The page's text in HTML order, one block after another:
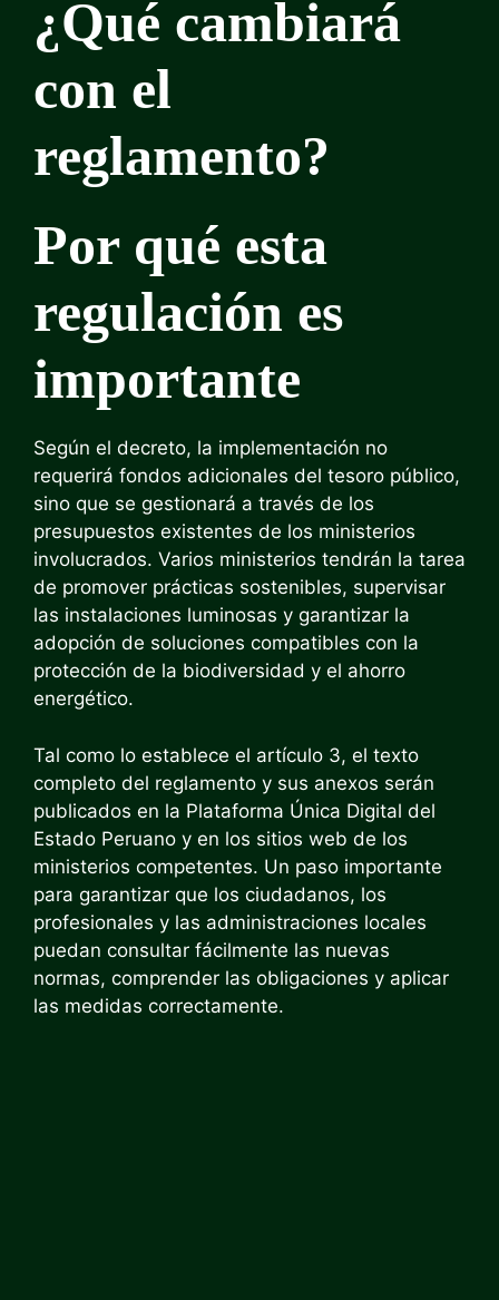
¿Qué cambiará
con el
reglamento?
Por qué esta
regulación es
importante
Según el decreto, la implementación no
requerirá fondos adicionales del tesoro público,
sino que se gestionará a través de los
presupuestos existentes de los ministerios
involucrados. Varios ministerios tendrán la tarea
de promover prácticas sostenibles, supervisar
las instalaciones luminosas y garantizar la
adopción de soluciones compatibles con la
protección de la biodiversidad y el ahorro
energético.
Tal como lo establece el artículo 3, el texto
completo del reglamento y sus anexos serán
publicados en la Plataforma Única Digital del
Estado Peruano y en los sitios web de los
ministerios competentes. Un paso importante
para garantizar que los ciudadanos, los
profesionales y las administraciones locales
puedan consultar fácilmente las nuevas
normas, comprender las obligaciones y aplicar
las medidas correctamente.